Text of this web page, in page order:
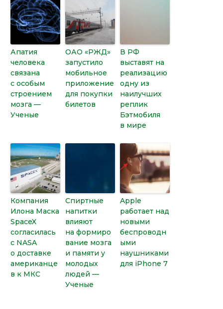
Апатия
человека
связана
с особым
строением
мозга —
Ученые
ОАО «РЖД»
запустило
мобильное
приложение
для покупки
билетов
В РФ
выставят на
реализацию
одну из
наилучших
реплик
Бэтмобиля
в мире
Компания
Илона Маска
SpaceX
согласилась
с NASA
о доставке
американце
в к МКС
Спиртные
напитки
влияют
на формиро
вание мозга
и памяти у
молодых
людей —
Ученые
Apple
работает над
новыми
беспроводн
ыми
наушниками
для iPhone 7